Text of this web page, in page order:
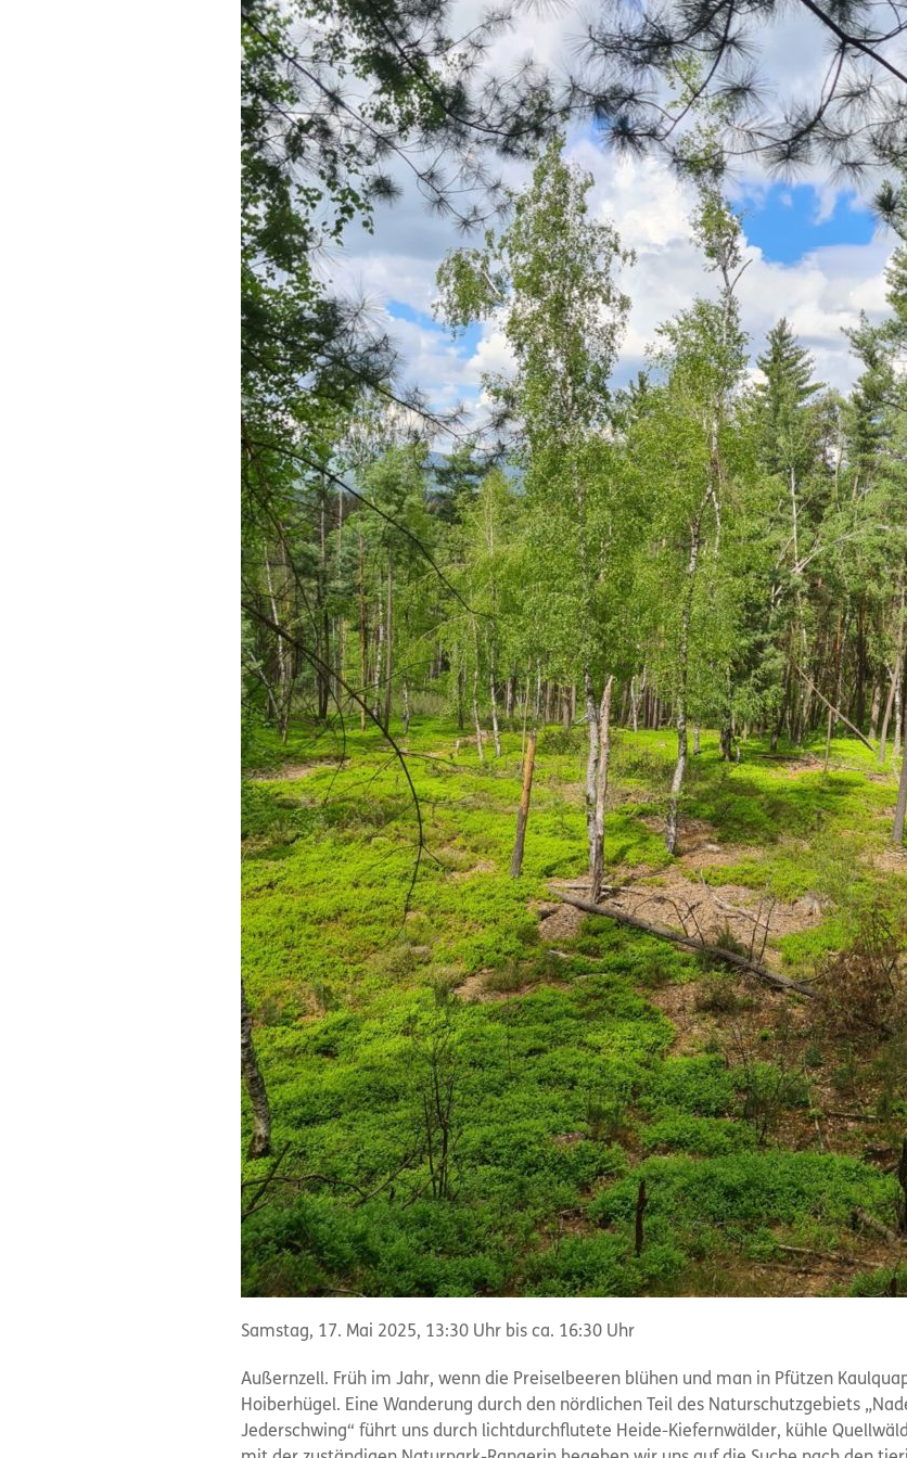
Samstag, 17. Mai 2025, 13:30 Uhr bis ca. 16:30 Uhr
Außernzell. Früh im Jahr, wenn die Preiselbeeren blühen und man in Pfützen
Hoiberhügel. Eine Wanderung durch den nördlichen Teil des Naturschutzgebiets
Jederschwing“ führt uns durch lichtdurchflutete Heide-Kiefernwälder, kühle